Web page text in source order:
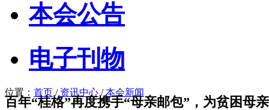
本会公告
电子刊物
位置： 首页 / 资讯中心 /本会新闻
百年“桂格”再度携手“母亲邮包”，为贫困母